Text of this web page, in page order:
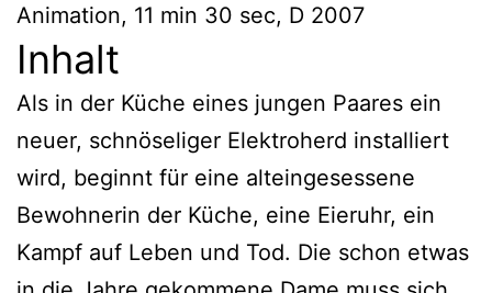
Animation, 11 min 30 sec, D 2007
Inhalt
Als in der Küche eines jungen Paares ein
neuer, schnöseliger Elektroherd installiert
wird, beginnt für eine alteingesessene
Bewohnerin der Küche, eine Eieruhr, ein
Kampf auf Leben und Tod. Die schon etwas